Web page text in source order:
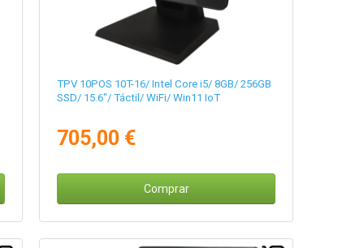
TPV 10POS 10T-16/ Intel Core i5/ 8GB/ 256GB
SSD/ 15.6"/ Táctil/ WiFi/ Win11 IoT
705,00 €
Comprar